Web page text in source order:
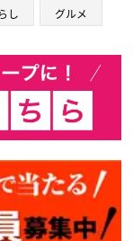
し グルメ